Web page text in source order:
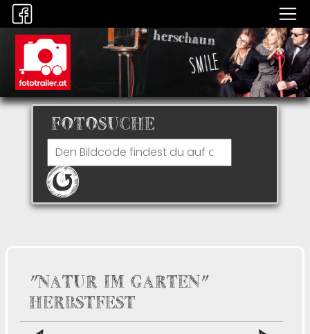
FOTOSUCHE
"NATUR IM GARTEN"
HERBSTFEST